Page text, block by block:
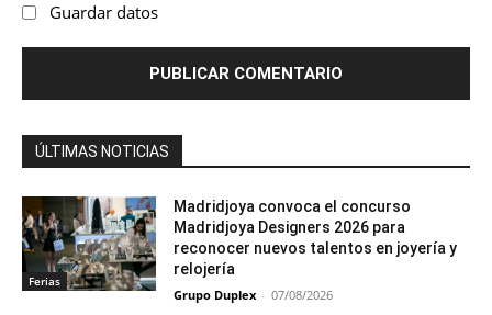
Guardar datos
ÚLTIMAS NOTICIAS
Ferias
Madridjoya convoca el concurso
Madridjoya Designers 2026 para
reconocer nuevos talentos en joyería y
relojería
Grupo Duplex - 07/08/2026